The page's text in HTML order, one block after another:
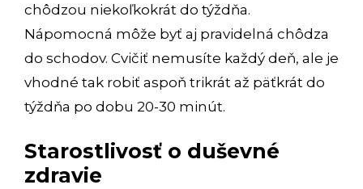
chôdzou niekoľkokrát do týždňa.
Nápomocná môže byť aj pravidelná chôdza
do schodov. Cvičiť nemusíte každý deň, ale je
vhodné tak robiť aspoň trikrát až päťkrát do
týždňa po dobu 20-30 minút.
Starostlivosť o duševné
zdravie